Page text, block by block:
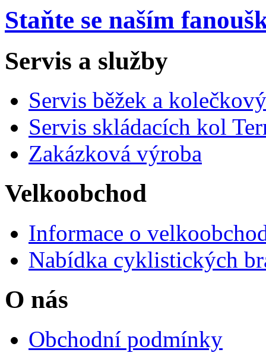
Staňte se naším
Servis a služby
Servis běžek a
Servis skládacích kol
Zakázková výroba
Velkoobchod
Informace o
Nabídka cyklistických
O nás
Obchodní podmínky